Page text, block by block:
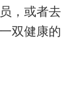
，或者去
双健康的